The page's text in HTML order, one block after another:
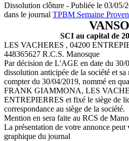
Dissolution clôture - Publiée le 03/05/
dans le journal TPBM Semaine
SCI au capital de
LES VACHERES , 04200
448365627 R.C.S. Manosque
Par décision de L'AGE en date du 30/
dissolution anticipée de la société et
compter du 30/04/2019, nommé en
FRANK GIAMMONA, LES
ENTREPIERRES et fixé le siège de
correspondance au siège de la société.
Mention en sera faite au RCS de
La présentation de votre annonce
graphique du journal